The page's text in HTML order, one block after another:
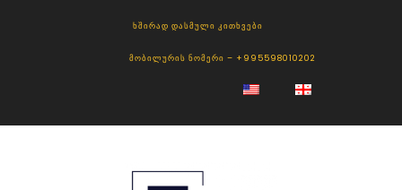
ᲮᲨᲘᲠᲐᲓ ᲓᲐᲡᲛᲣᲚᲘ ᲙᲘᲗᲮᲕᲔᲑᲘ
ᲛᲝᲑᲘᲚᲣᲠᲘᲡ ᲜᲝᲛᲔᲠᲘ – +995598010202